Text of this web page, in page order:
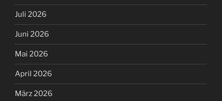
Juli 2026
Juni 2026
Mai 2026
April 2026
März 2026